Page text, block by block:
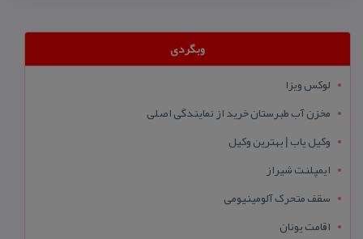
وبگردی
لوکس ویزا
مخزن آب طبرستان خرید از نمایندگی اصلی
وکیل یاب | بهترین وکیل
ایمپلنت شیراز
سقف متحرک آلومینیومی
اقامت یونان